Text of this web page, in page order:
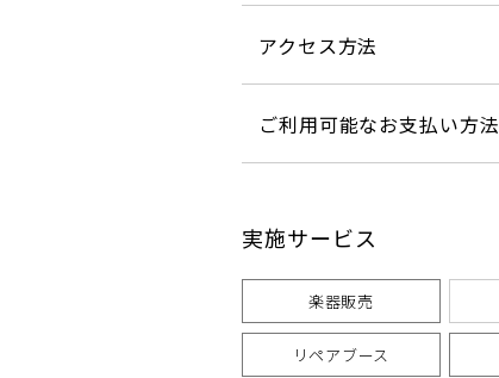
アクセス方法
ご利用可能なお支払い方法
実施サービス
楽器販売
リペアブース